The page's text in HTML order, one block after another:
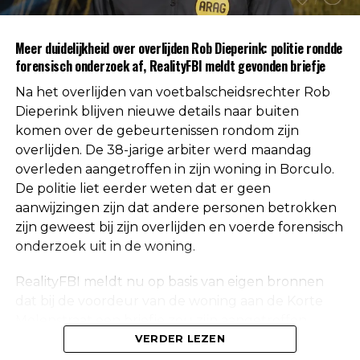
autoriteiten uitgesloten.
worden geen verdere mededelingen gedaan over
Een vaste waarde in de Nederlandse
arbitrage
Met het overlijden van Rob Dieperink verliest het
Nederlandse voetbal een scheidsrechter die
jarenlang actief was op het hoogste niveau.
het amateurvoetbal en werkte zich stap voor stap
toegewezen, waarna uiteindelijk ook de Eredivisie
Meer duidelijkheid over overlijden Rob Dieperink: politie rondde
forensisch onderzoek af, RealityFBI meldt gevonden briefje
Na het overlijden van voetbalscheidsrechter Rob
Dieperink blijven nieuwe details naar buiten
komen over de gebeurtenissen rondom zijn
overlijden. De 38-jarige arbiter werd maandag
overleden aangetroffen in zijn woning in Borculo.
De politie liet eerder weten dat er geen
aanwijzingen zijn dat andere personen betrokken
zijn geweest bij zijn overlijden en voerde forensisch
onderzoek uit in de woning.
RealityFBI meldt nu op basis van eigen bronnen
waarop Dieperink een persoonlijke boodschap had
VERDER LEZEN